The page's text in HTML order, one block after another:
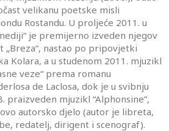
velikanu poetske misli
Rostandu. U proljeće 2011. u
je premijerno izveden njegov
„Breza“, nastao po pripovjetki
Kolara, a u studenom 2011. mjuzikl
veze“ prema romanu
de Laclosa, dok je u svibnju
praizveden mjuzikl “Alphonsine”,
autorsko djelo (autor je libreta,
redatelj, dirigent i scenograf).